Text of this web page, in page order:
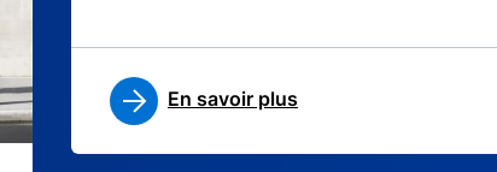
En savoir plus